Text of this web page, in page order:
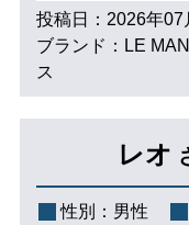
投稿日：2026年07
ブランド：LE
ス
レオ
性別： 男性